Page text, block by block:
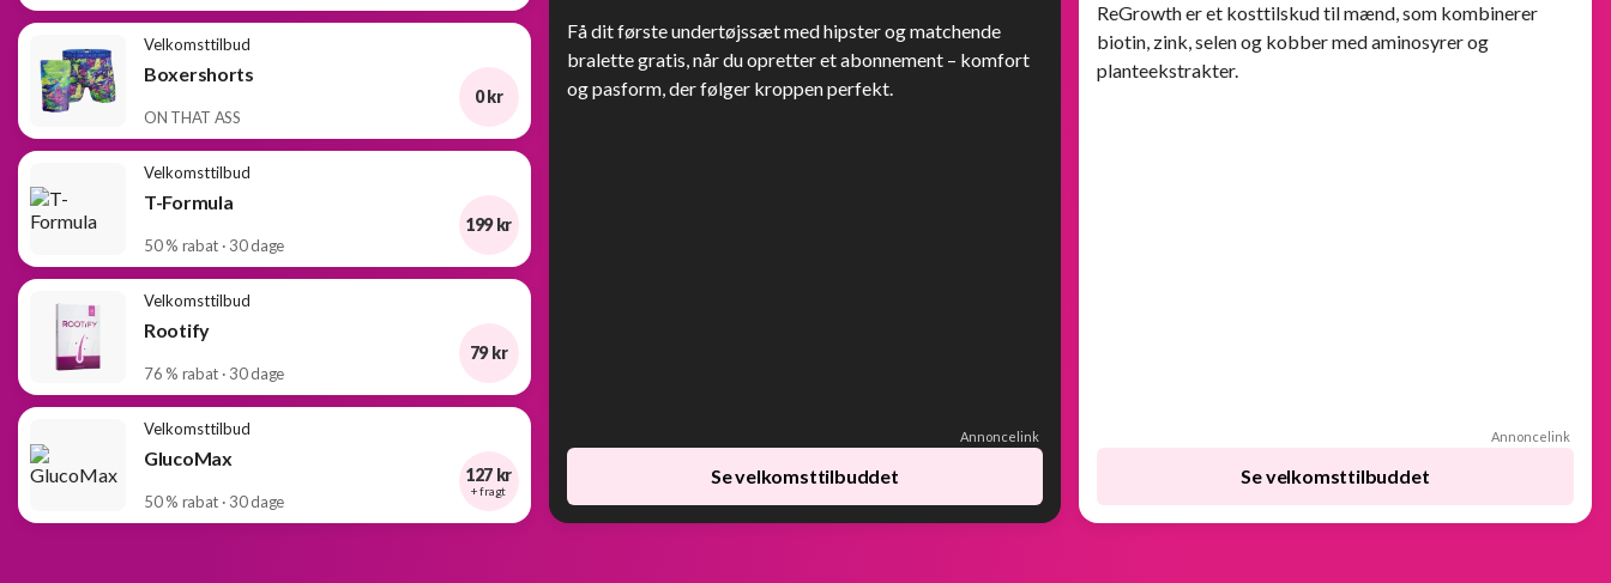
Velkomsttilbud
Boxershorts
ON THAT ASS
0 kr
Velkomsttilbud
T-Formula
50 % rabat · 30 dage
199 kr
Velkomsttilbud
Rootify
76 % rabat · 30 dage
79 kr
Velkomsttilbud
GlucoMax
50 % rabat · 30 dage
127 kr
+ fragt
Få dit første undertøjssæt med hipster og matchende
bralette gratis, når du opretter et abonnement – komfort
og pasform, der følger kroppen perfekt.
Annoncelink
Se velkomsttilbuddet
ReGrowth er et kosttilskud til mænd, som kombinerer
biotin, zink, selen og kobber med aminosyrer og
planteekstrakter.
Annoncelink
Se velkomsttilbuddet